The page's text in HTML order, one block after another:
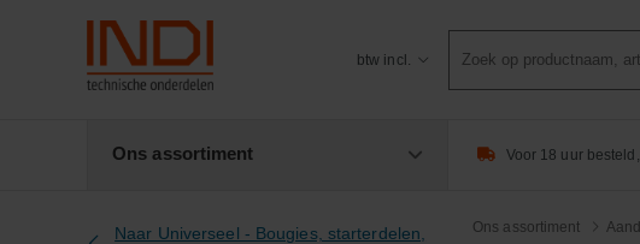
btw incl.
zoeken
Ons assortiment Voor 18 uur
Naar Universeel - Bougies, starterdelen,
Ons assortiment